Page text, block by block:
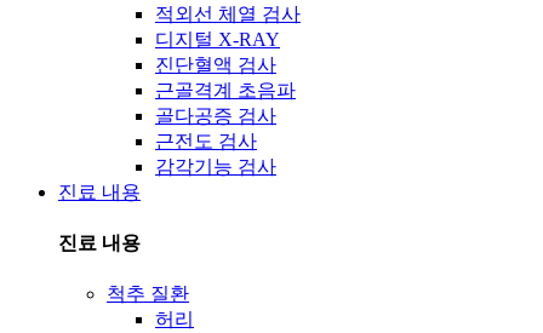
적외선 체열 검사
디지털 X-RAY
진단혈액 검사
근골격계 초음파
골다공증 검사
근전도 검사
감각기능 검사
진료 내용
진료 내용
척추 질환
허리